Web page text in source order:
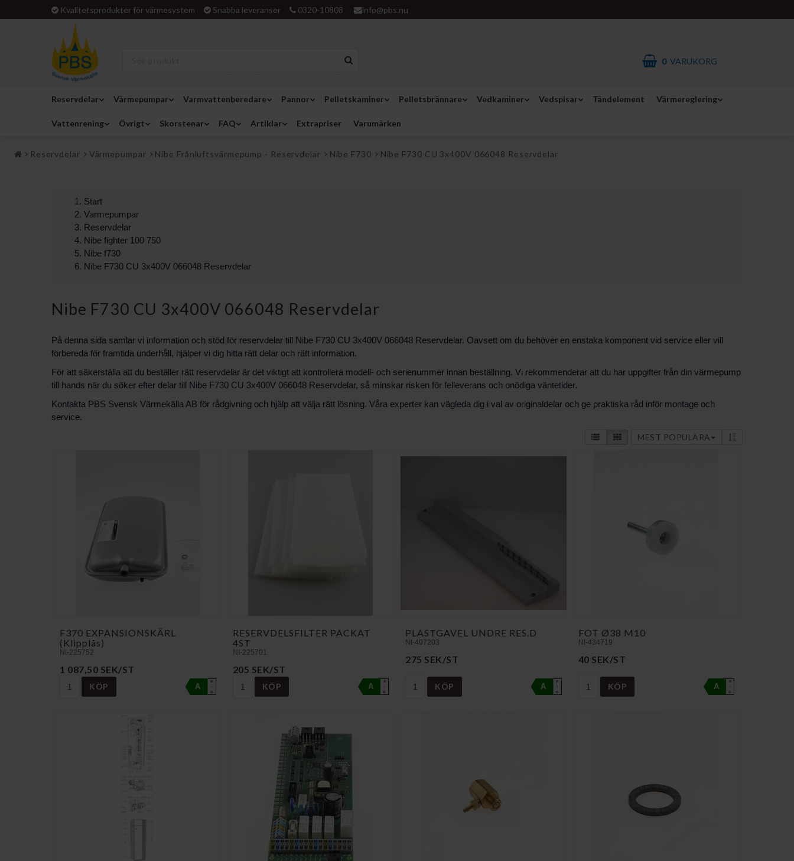
Kvalitetsprodukter för värmesystem Snabba leveranser 0320-10808 info@pbs.nu
0 VARUKORG
Reservdelar Värmepumpar Varmvattenberedare Pannor Pelletskaminer Pelletsbrännare Vedkaminer Vedspisar Tändelement Värmereglering
Vattenrening Övrigt Skorstenar FAQ Artiklar Extrapriser Varumärken
Reservdelar Värmepumpar Nibe Frånluftsvärmepump - Reservdelar Nibe F730 Nibe F730 CU 3x400V 066048 Reservdelar
Start
Varmepumpar
Reservdelar
Nibe fighter 100 750
Nibe f730
Nibe F730 CU 3x400V 066048 Reservdelar
Nibe F730 CU 3x400V 066048 Reservdelar
På denna sida samlar vi information och stöd för reservdelar till Nibe F730 CU 3x400V 066048 Reservdelar. Oavsett om du behöver en enstaka komponent vid service eller vill
förbereda för framtida underhåll, hjälper vi dig hitta rätt delar och rätt information.
För att säkerställa att du beställer rätt reservdelar är det viktigt att kontrollera modell- och serienummer innan beställning. Vi rekommenderar att du har uppgifter från din värmepump
till hands när du söker efter delar till Nibe F730 CU 3x400V 066048 Reservdelar, så minskar risken för felleverans och onödiga väntetider.
Kontakta PBS Svensk Värmekälla AB för rådgivning och hjälp att välja rätt lösning. Våra experter kan vägleda dig i val av originaldelar och ge praktiska råd inför montage och
service.
MEST POPULÄRA
F370 EXPANSIONSKÄRL
(Klipplås)
NI-225752
1 087,50 SEK/ST
KÖP A
A
↑
G
RESERVDELSFILTER PACKAT
4ST
NI-225701
205 SEK/ST
KÖP A
A
↑
G
PLASTGAVEL UNDRE RES.D
NI-407203
275 SEK/ST
KÖP A
A
↑
G
FOT Ø38 M10
NI-434719
40 SEK/ST
KÖP A
A
↑
G